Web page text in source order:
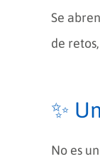
Se
de
✨
No es